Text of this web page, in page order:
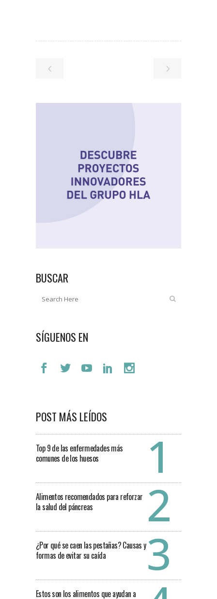
BUSCAR
SÍGUENOS EN
POST MÁS LEÍDOS
Top 9 de las enfermedades más
comunes de los huesos
Alimentos recomendados para reforzar
la salud del páncreas
¿Por qué se caen las pestañas? Causas y
formas de evitar su caída
Estos son los alimentos que ayudan a